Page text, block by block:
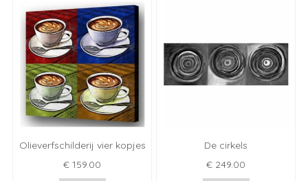
Olieverfschilderij vier kopjes
€ 159.00
De cirkels
€ 249.00